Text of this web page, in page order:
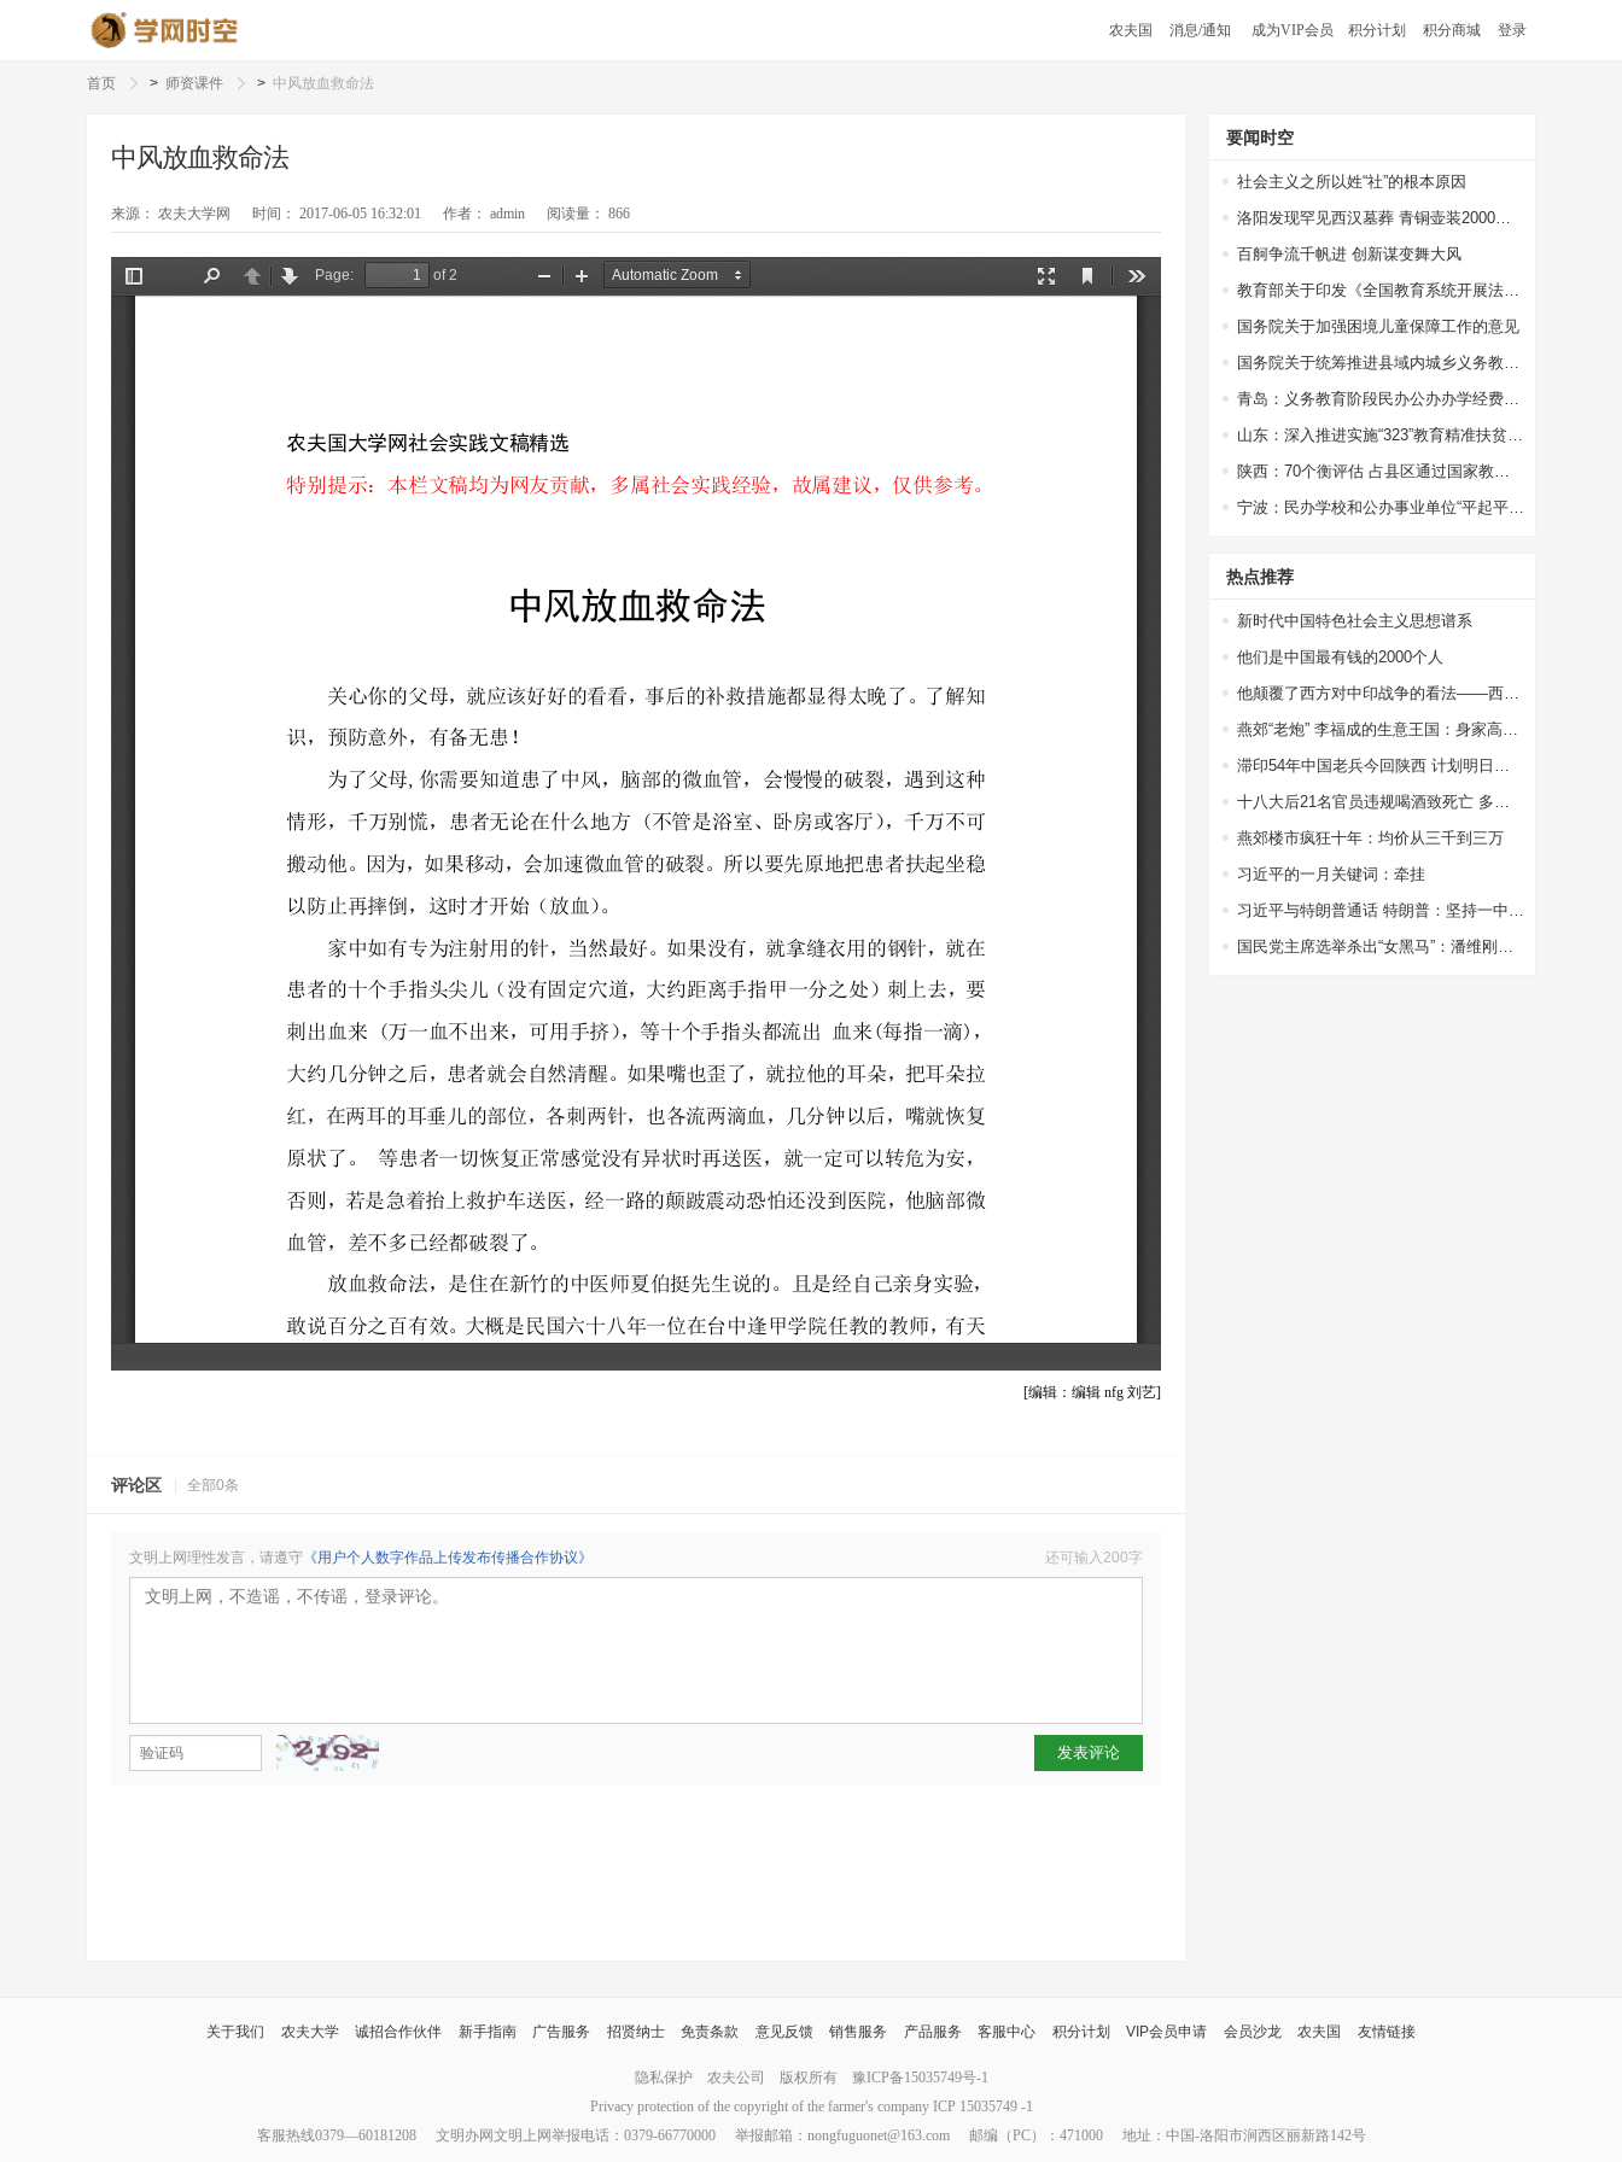
农夫国 消息/通知 成为VIP会员 积分计划 积分商城 登录
首页 > 师资课件 > 中风放血救命法
中风放血救命法
来源： 农夫大学网 时间： 2017-06-05 16:32:01 作者： admin 阅读量： 866
[编辑：编辑 nfg 刘艺]
评论区 全部0条
文明上网理性发言，请遵守 《用户个人数字作品上传发布传播合作协议》 还可输入200字
发表评论
要闻时空
社会主义之所以姓“社”的根本原因
洛阳发现罕见西汉墓葬 青铜壶装2000多年前美酒，酒液澄清透明
百舸争流千帆进 创新谋变舞大风
教育部关于印发《全国教育系统开展法治宣传教育的第七个五年规划（2016-2020年）》的通知
国务院关于加强困境儿童保障工作的意见
国务院关于统筹推进县域内城乡义务教育一体化改革发展的若干意见
青岛：义务教育阶段民办公办办学经费一视同仁
山东：深入推进实施“323”教育精准扶贫工程
陕西：70个衡评估 占县区通过国家教育均比65.4%
宁波：民办学校和公办事业单位“平起平坐”
热点推荐
新时代中国特色社会主义思想谱系
他们是中国最有钱的2000个人
他颠覆了西方对中印战争的看法——西方权威专家站出来为中国说话了
燕郊“老炮” 李福成的生意王国：身家高达67亿
滞印54年中国老兵今回陕西 计划明日扫墓探亲
十八大后21名官员违规喝酒致死亡 多因接待领导
燕郊楼市疯狂十年：均价从三千到三万
习近平的一月关键词：牵挂
习近平与特朗普通话 特朗普：坚持一中政策
国民党主席选举杀出“女黑马”：潘维刚或参选
关于我们 农夫大学 诚招合作伙伴 新手指南 广告服务 招贤纳士 免责条款 意见反馈 销售服务 产品服务 客服中心 积分计划 VIP会员申请 会员沙龙 农夫国 友情链接
隐私保护 农夫公司 版权所有
豫ICP备15035749号-1
Privacy protection of the copyright of the farmer's company ICP 15035749 -1
客服热线0379—60181208
文明办网文明上网举报电话：0379-66770000 举报邮箱：nongfuguonet@163.com 邮编（PC）：471000 地址：中国-洛阳市涧西区丽新路142号